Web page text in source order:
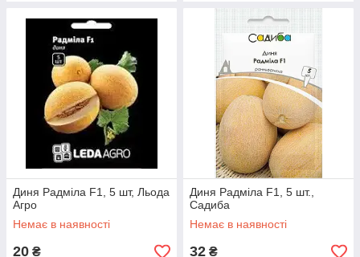
Диня Радміла F1, 5 шт, Льода
Агро
Немає в наявності
20 ₴
Диня Радміла F1, 5 шт.,
Садиба
Немає в наявності
32 ₴